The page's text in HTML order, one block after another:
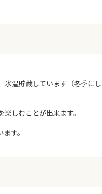
温貯蔵しています（冬季に
しむことが出来ます。
す。